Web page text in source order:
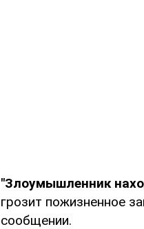
"Злоумышленник
грозит пожизненное
сообщении.